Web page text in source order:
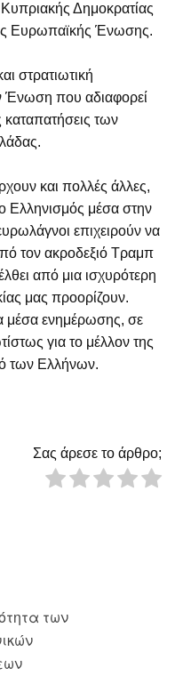
Δημοκρατίας
Ευρωπαϊκής Ένωσης.
στρατιωτική
Ένωση που αδιαφορεί
καταπατήσεις των
και πολλές άλλες,
Ελληνισμός μέσα στην
επιχειρούν να
τον ακροδεξιό Τραμπ
από μια ισχυρότερη
μας προορίζουν.
μέσα ενημέρωσης, σε
για το μέλλον της
των Ελλήνων.
Σας άρεσε το άρθρο;
των